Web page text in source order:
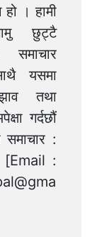
। हामी
छुट्टै
यसमा
तथा
गर्दछौं
समाचार :
[Email :